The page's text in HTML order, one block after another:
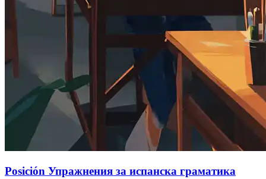
Posición Упражнения за испанска граматика